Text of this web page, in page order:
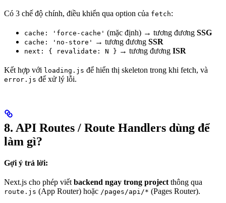
Có 3 chế độ chính, điều khiển qua option của fetch:
cache: 'force-cache' (mặc định) → tương đương SSG
cache: 'no-store' → tương đương SSR
next: { revalidate: N } → tương đương ISR
Kết hợp với loading.js để hiển thị skeleton trong khi fetch, và
error.js để xử lý lỗi.
8. API Routes / Route Handlers dùng để
làm gì?
Gợi ý trả lời:
Next.js cho phép viết backend ngay trong project thông qua
route.js (App Router) hoặc /pages/api/* (Pages Router).